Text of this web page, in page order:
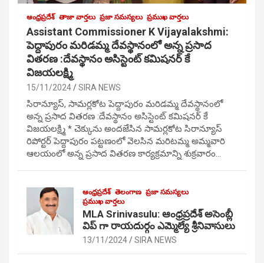
ఆంధ్రప్రదేశ్ తాజా వార్తలు ప్రజా సమస్యలు ప్రముఖ వార్తలు
Assistant Commissioner K Vijayalakshmi:
పెద్దాపురం మరిడమ్మ దేవస్థానంలో అన్న ప్రసాద
వితరణ :దేవస్థానం అసిస్టెంట్ కమిషనర్ కే
విజయలక్ష్మి
15/11/2024 SIRA NEWS
సిరాన్యూస్, సామర్లకోట పెద్దాపురం మరిడమ్మ దేవస్థానంలో
అన్న ప్రసాద వితరణ :దేవస్థానం అసిస్టెంట్ కమిషనర్ కే
విజయలక్ష్మి * చెక్కును అందజేసిన సామర్లకోట సిరాన్యూస్
రిపోర్టర్ పెద్దాపురం పట్టణంలో వెలసిన మరిటమ్మ అమ్మవారి
ఆలయంలో అన్న ప్రసాద వితరణ కార్యక్రమాన్ని శుక్రవారం…
ఆంధ్రప్రదేశ్ తెలంగాణ ప్రజా సమస్యలు
ప్రముఖ వార్తలు
MLA Srinivasulu: ఆంధ్రప్రదేశ్ అసెంబ్లీ
విప్ గా రాయదుర్గం ఎమ్మెల్యే శ్రీనివాసులు
13/11/2024 SIRA NEWS